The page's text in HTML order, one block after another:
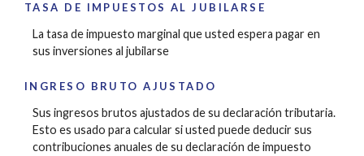
TASA DE IMPUESTOS AL JUBILARSE
La tasa de impuesto marginal que usted espera pagar en
sus inversiones al jubilarse
INGRESO BRUTO AJUSTADO
Sus ingresos brutos ajustados de su declaración tributaria.
Esto es usado para calcular si usted puede deducir sus
contribuciones anuales de su declaración de impuesto